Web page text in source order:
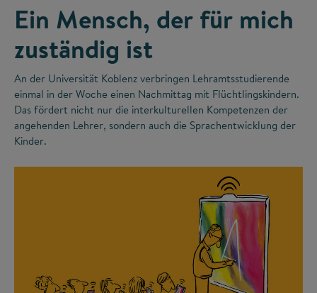
Ein Mensch, der für mich
zuständig ist
An der Universität Koblenz verbringen Lehramtsstudierende
einmal in der Woche einen Nachmittag mit Flüchtlingskindern.
Das fördert nicht nur die interkulturellen Kompetenzen der
angehenden Lehrer, sondern auch die Sprachentwicklung der
Kinder.